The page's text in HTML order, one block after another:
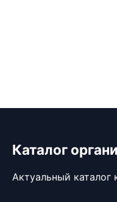
Каталог
Актуальный